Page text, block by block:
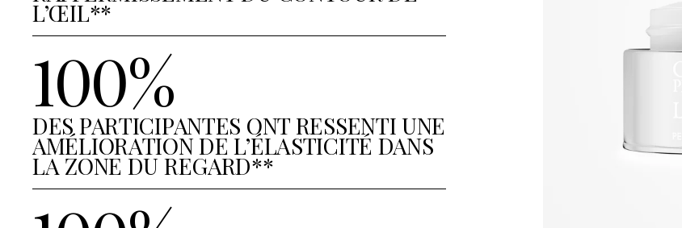
L’ŒIL**
100%
DES PARTICIPANTES ONT RESSENTI UNE
AMÉLIORATION DE L’ÉLASTICITÉ DANS
LA ZONE DU REGARD**